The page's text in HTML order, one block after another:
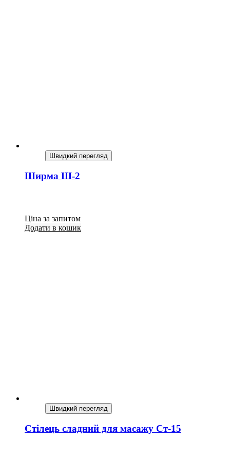
Швидкий перегляд
Ширма Ш-2
Ціна за запитом
Додати в кошик
Швидкий перегляд
Стілець сладний для масажу Ст-15